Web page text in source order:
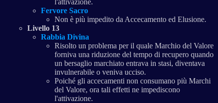
Fervore Sacro
Non è più impedito da Accecamento ed Elusione.
Livello 13
Rabbia Divina
Risolto un problema per il quale Marchio del Valore
forniva una riduzione del tempo di recupero quando
un bersaglio marchiato entrava in stasi, diventava
invulnerabile o veniva ucciso.
Poiché gli accecamenti non consumano più Marchi
del Valore, ora tali effetti ne impediscono
l'attivazione.